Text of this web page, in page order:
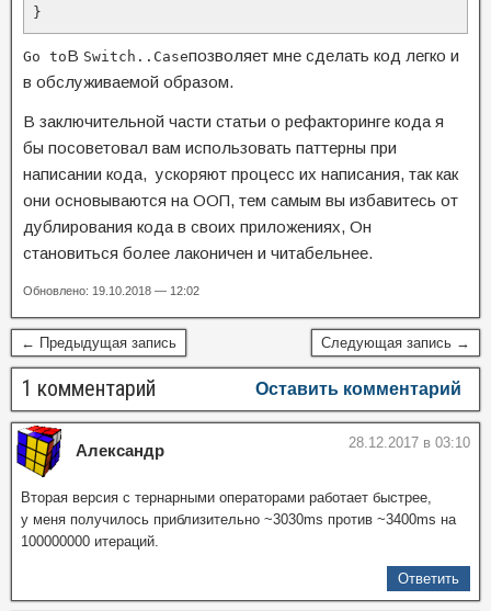
}
Go toВ Switch..Caseпозволяет мне сделать код легко и
в обслуживаемой образом.
В заключительной части статьи о рефакторинге кода я
бы посоветовал вам использовать паттерны при
написании кода, ускоряют процесс их написания, так как
они основываются на ООП, тем самым вы избавитесь от
дублирования кода в своих приложениях, Он
становиться более лаконичен и читабельнее.
Обновлено: 19.10.2018 — 12:02
← Предыдущая запись Следующая запись →
1 комментарий Оставить комментарий
Александр 28.12.2017 в 03:10
Вторая версия с тернарными операторами работает быстрее,
у меня получилось приблизительно ~3030ms против ~3400ms на
100000000 итераций.
Ответить